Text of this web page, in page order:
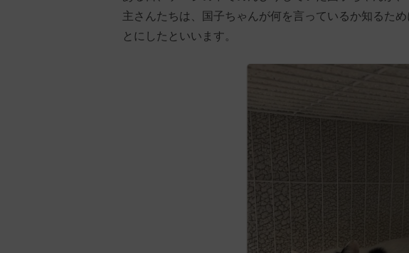
主さんたちは、国子ちゃんが何を言っているか知るた
とにしたといいます。